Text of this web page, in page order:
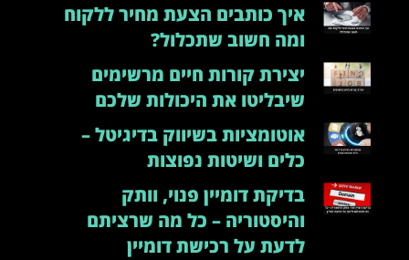
איך כותבים הצעת מחיר ללקוח
ומה חשוב שתכלול?
יצירת קורות חיים מרשימים
שיבליטו את היכולות שלכם
אוטומציות בשיווק בדיגיטל –
כלים ושיטות נפוצות
בדיקת דומיין פנוי, וותק
והיסטוריה – כל מה שרציתם
לדעת על רכישת דומיין